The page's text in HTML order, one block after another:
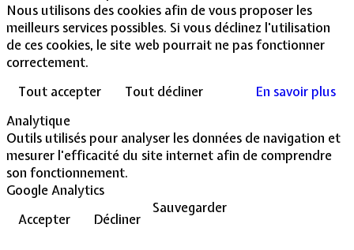
Nous utilisons des cookies afin de vous proposer les
meilleurs services possibles. Si vous déclinez l'utilisation
de ces cookies, le site web pourrait ne pas fonctionner
correctement.
Tout accepter
Tout décliner
En savoir plus
Analytique
Outils utilisés pour analyser les données de navigation et
mesurer l'efficacité du site internet afin de comprendre
son fonctionnement.
Google Analytics
Accepter
Décliner
Sauvegarder